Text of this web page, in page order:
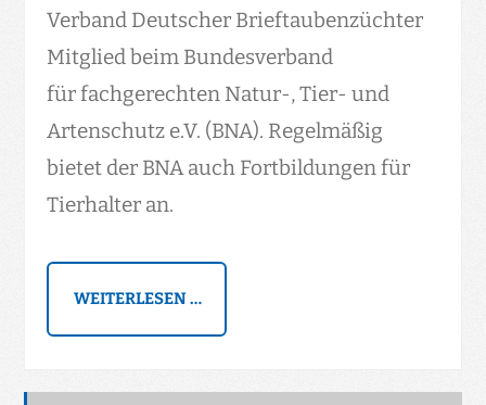
Verband Deutscher Brieftaubenzüchter
Mitglied beim Bundesverband
für fachgerechten Natur-, Tier- und
Artenschutz e.V. (BNA). Regelmäßig
bietet der BNA auch Fortbildungen für
Tierhalter an.
WEITERLESEN …